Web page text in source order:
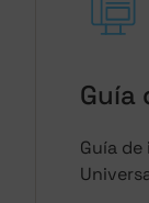
Guía
Guía